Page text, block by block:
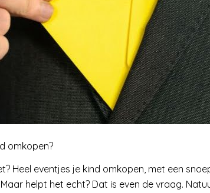
omkopen?
Heel eventjes je kind omkopen, met een
helpt het echt? Dat is even de vraag.